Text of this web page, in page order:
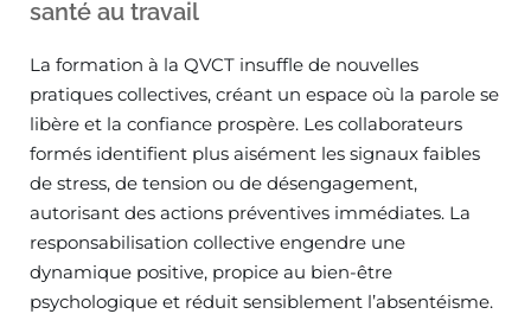
santé au travail
La formation à la QVCT insuffle de nouvelles
pratiques collectives, créant un espace où la parole se
libère et la confiance prospère. Les collaborateurs
formés identifient plus aisément les signaux faibles
de stress, de tension ou de désengagement,
autorisant des actions préventives immédiates. La
responsabilisation collective engendre une
dynamique positive, propice au bien-être
psychologique et réduit sensiblement l’absentéisme.